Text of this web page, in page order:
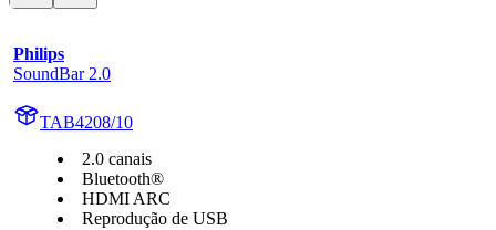
Philips
SoundBar 2.0
TAB4208/10
2.0 canais
Bluetooth®
HDMI ARC
Reprodução de USB